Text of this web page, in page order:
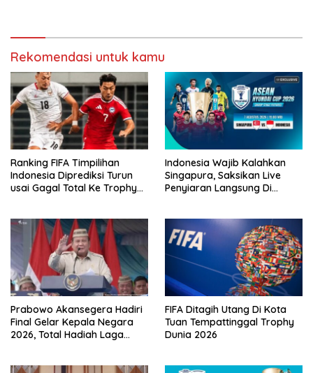
Rekomendasi untuk kamu
Ranking FIFA Timpilihan
Indonesia Diprediksi Turun
usai Gagal Total Ke Trophy
Indonesia Wajib Kalahkan
Singapura, Saksikan Live
Penyiaran Langsung Di
Prabowo Akansegera Hadiri
Final Gelar Kepala Negara
2026, Total Hadiah Laga
FIFA Ditagih Utang Di Kota
Tuan Tempattinggal Trophy
Dunia 2026